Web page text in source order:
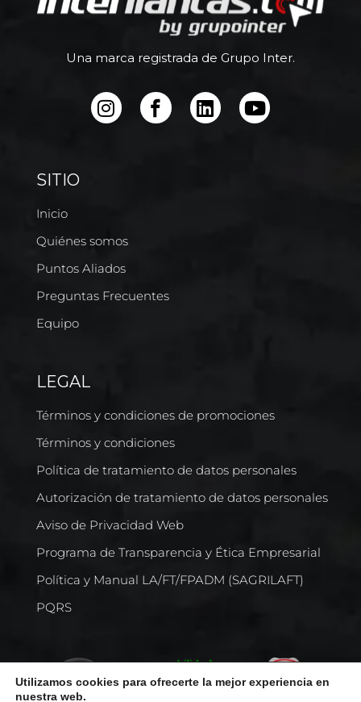
Una marca registrada de Grupo Inter.
SITIO
Inicio
Quiénes somos
Puntos Aliados
Preguntas Frecuentes
Equipo
LEGAL
Términos y condiciones de promociones
Términos y condiciones
Política de tratamiento de datos personales
Autorización de tratamiento de datos personales
Aviso de Privacidad Web
Programa de Transparencia y Ética Empresarial
Política y Manual LA/FT/FPADM (SAGRILAFT)
PQRS
Utilizamos cookies para ofrecerte la mejor experiencia en
nuestra web.